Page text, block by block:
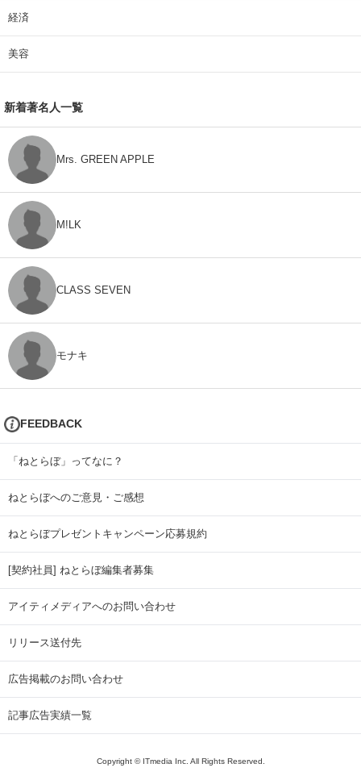
経済
美容
新着著名人一覧
Mrs. GREEN APPLE
M!LK
CLASS SEVEN
モナキ
FEEDBACK
「ねとらぼ」ってなに？
ねとらぼへのご意見・ご感想
ねとらぼプレゼントキャンペーン応募規約
[契約社員] ねとらぼ編集者募集
アイティメディアへのお問い合わせ
リリース送付先
広告掲載のお問い合わせ
記事広告実績一覧
Copyright © ITmedia Inc. All Rights Reserved.